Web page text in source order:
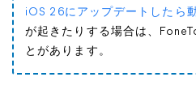
iOS 26にアップデートしたら
が起きたりする場合は、
とがあります。